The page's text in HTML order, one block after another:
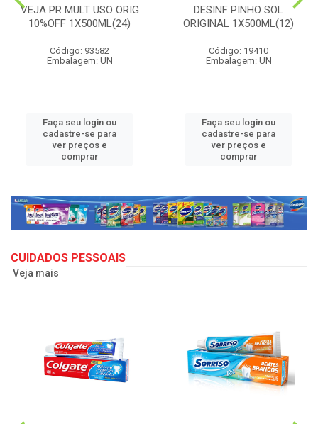
VEJA PR MULT USO ORIG
10%OFF 1X500ML(24)
Código: 93582
Embalagem: UN
Faça seu login ou
cadastre-se para
ver preços e
comprar
DESINF PINHO SOL
ORIGINAL 1X500ML(12)
Código: 19410
Embalagem: UN
Faça seu login ou
cadastre-se para
ver preços e
comprar
CUIDADOS PESSOAIS
Veja mais